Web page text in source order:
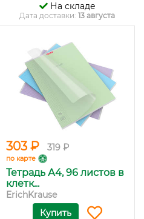
На складе
Дата доставки: 13 августа
303 ₽ 319 ₽
по карте
Тетрадь А4, 96 листов в
клетк...
ErichKrause
Купить